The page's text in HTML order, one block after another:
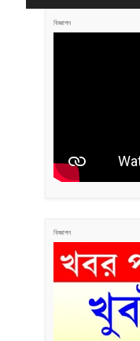
বিজ্ঞাপন
বিজ্ঞাপন